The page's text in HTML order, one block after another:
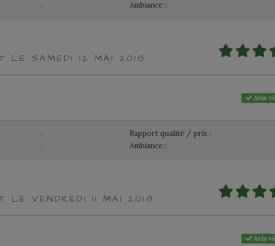
- Ambiance :
LE SAMEDI 12 MAI 2018
Avis
- Rapport qualité / prix :
- Ambiance :
LE VENDREDI 11 MAI 2018
Avis